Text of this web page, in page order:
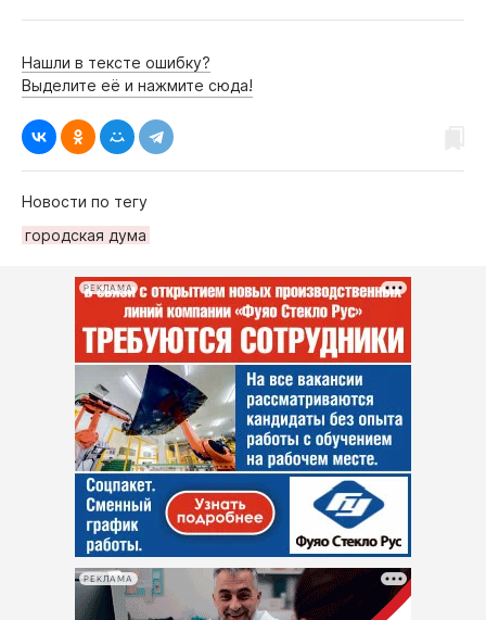
Нашли в тексте ошибку?
Выделите её и нажмите сюда!
Новости по тегу
городская дума
РЕКЛАМА
РЕКЛАМА